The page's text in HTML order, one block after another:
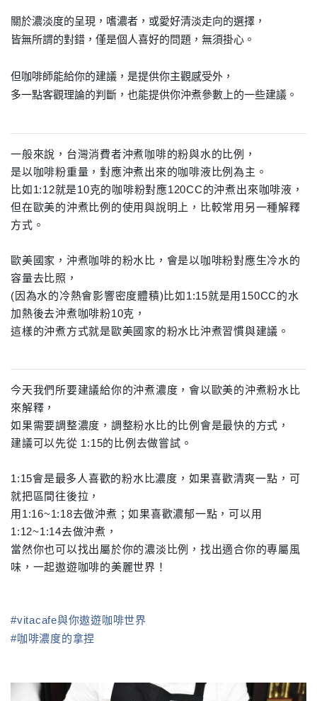
關於濃淡度的呈現，嗜濃者，或愛好清淡走向的選擇，
皆無所謂的對錯，僅是個人喜好的問題，無須掛心。
但咖啡師能給你的建議，是提供你主觀感受外，
多一點客觀理論的判斷，也能提供你沖煮參數上的一些建議。
一般來說， 台灣消費者沖煮咖啡的粉與水的比例，
是以咖啡粉重量，對應沖煮出來的咖啡液比例為主。
比如1:12就是10克的咖啡粉對應120CC的沖煮出來咖啡液，
但在歐美的沖煮比例的使用與說明上， 比較常用另一種解釋
方式。
歐美國家，沖煮咖啡的粉水比， 會是以咖啡粉對應生冷水的
容量去比照，
(因為水的冷熱會影響密度體積) 比如1:15就是用150CC的水
加熱後去沖煮咖啡粉10克，
這樣的沖煮方式就是歐美國家的粉水比沖煮習慣與建議。
今天我們所要建議給你的沖煮濃度，會以歐美的沖煮粉水比
來解釋，
如果需要調整濃度， 調整粉水比的比例會是最快的方式，
建議可以先從 1:15的比例去做嘗試。
1:15會是最多人喜歡的粉水比濃度， 如果喜歡清爽一點，可
就把區間往後拉，
用1:16~1:18去做沖煮；如果喜歡濃郁一點，可以用
1:12~1:14去做沖煮，
當然你也可以找出屬於你的濃淡比例， 找出適合你的專屬風
味，一起遨遊咖啡的美麗世界！
#vitacafe與你遨遊咖啡世界
#咖啡濃度的拿捏